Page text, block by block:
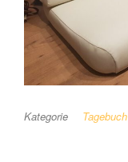
Kategorie Tagebuch